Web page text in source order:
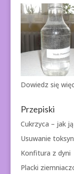
Dowiedz się
Przepiski
Cukrzyca – jak
Usuwanie
Konfitura z dyni
Placki